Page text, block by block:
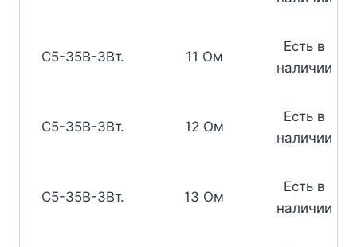
С5-35В-3Вт. 11 Ом
Есть в
наличии
С5-35В-3Вт. 12 Ом
Есть в
наличии
С5-35В-3Вт. 13 Ом
Есть в
наличии